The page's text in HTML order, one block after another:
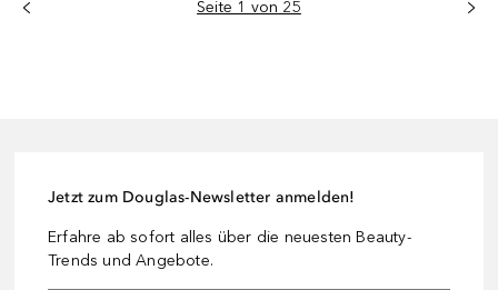
Seite 1 von 25
Jetzt zum Douglas-Newsletter anmelden!
Erfahre ab sofort alles über die neuesten Beauty-
Trends und Angebote.